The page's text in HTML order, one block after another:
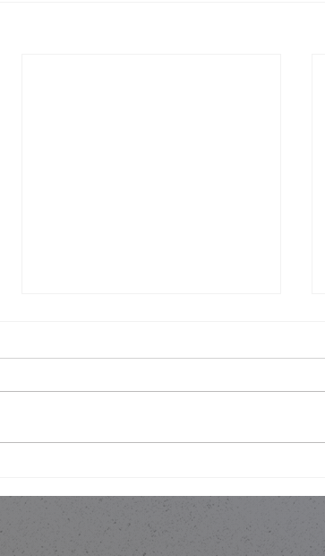
錯視設計作為一層誘餌